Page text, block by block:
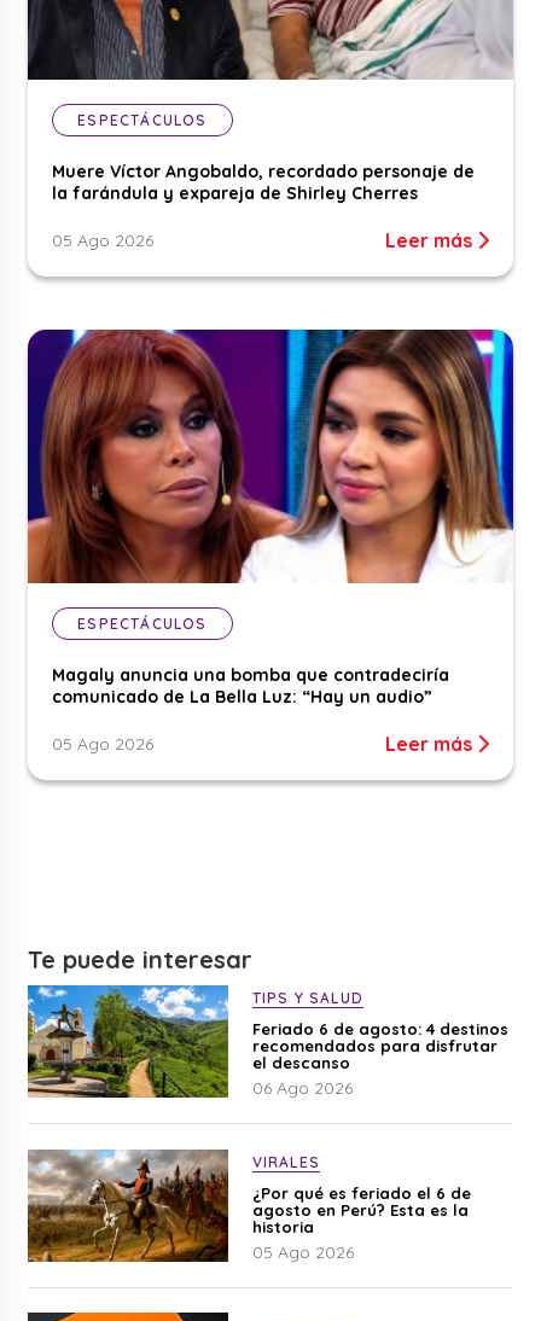
ESPECTÁCULOS
Muere Víctor Angobaldo, recordado personaje de
la farándula y expareja de Shirley Cherres
05 Ago 2026 Leer más
ESPECTÁCULOS
Magaly anuncia una bomba que contradeciría
comunicado de La Bella Luz: “Hay un audio”
05 Ago 2026 Leer más
Te puede interesar
TIPS Y SALUD
Feriado 6 de agosto: 4 destinos
recomendados para disfrutar
el descanso
06 Ago 2026
VIRALES
¿Por qué es feriado el 6 de
agosto en Perú? Esta es la
historia
05 Ago 2026